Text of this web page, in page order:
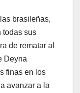
brasileñas,
todas sus
de rematar al
Deyna
finas en los
avanzar a la